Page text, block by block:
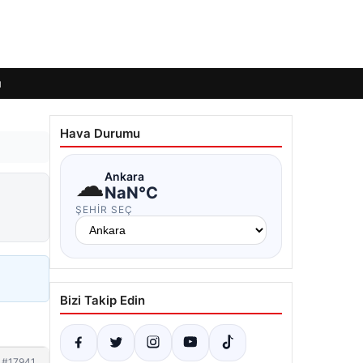
Hava Durumu
☁Ankara
NaN°C
ŞEHIR SEÇ
Bizi Takip Edin